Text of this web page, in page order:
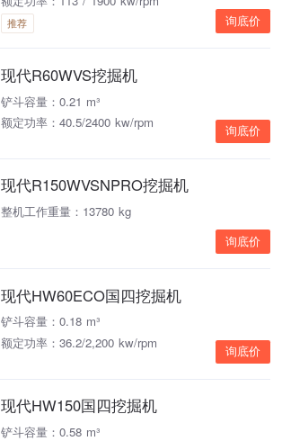
推荐 询底价
现代R60WVS挖掘机
铲斗容量：0.21 m³
额定功率：40.5/2400 kw/rpm
询底价
现代R150WVSNPRO挖掘机
整机工作重量：13780 kg
询底价
现代HW60ECO国四挖掘机
铲斗容量：0.18 m³
额定功率：36.2/2,200 kw/rpm
询底价
现代HW150国四挖掘机
铲斗容量：0.58 m³